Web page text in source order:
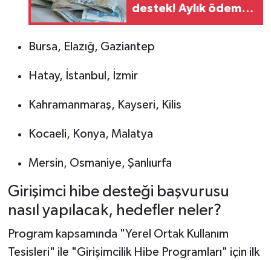
destek! Aylık ödeme
için başvuru tarihi
Bursa, Elazığ, Gaziantep
Hatay, İstanbul, İzmir
Kahramanmaraş, Kayseri, Kilis
Kocaeli, Konya, Malatya
Mersin, Osmaniye, Şanlıurfa
Girişimci hibe desteği başvurusu
nasıl yapılacak, hedefler neler?
Program kapsamında "Yerel Ortak Kullanım
Tesisleri" ile "Girişimcilik Hibe Programları" için ilk